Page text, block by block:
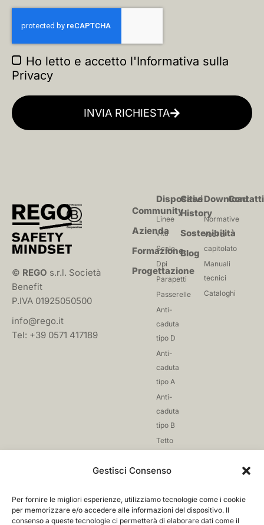
Gestisci Consenso
Per fornire le migliori esperienze, utilizziamo tecnologie come i cookie
per memorizzare e/o accedere alle informazioni del dispositivo. Il
consenso a queste tecnologie ci permetterà di elaborare dati come il
Ho letto e accetto l'Informativa sulla
Privacy
INVIA RICHIESTA
© REGO s.r.l. Società
Benefit
P.IVA 01925050500
info@rego.it
Tel: +39 0571 417189
Community
Azienda
Formazione
Progettazione
Dispositivi
Linee
vita
Scale
Dpi
Parapetti
Passerelle
Anti-
caduta
tipo D
Anti-
caduta
tipo A
Anti-
caduta
tipo B
Tetto
Reti
caduta
Fissaggio
Case
History
Sostenibilità
Blog
Download
Normative
Voci di
capitolato
Manuali
tecnici
Cataloghi
Contatti